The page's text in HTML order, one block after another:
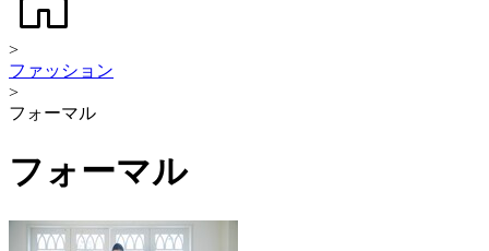
>
ファッション
>
フォーマル
フォーマル